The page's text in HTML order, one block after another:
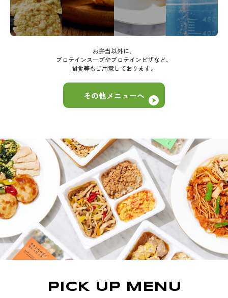
お弁当以外に、
プロテインスープやプロテインピザなど、
間食等もご用意しております。
その他メニューへ
PICK UP MENU